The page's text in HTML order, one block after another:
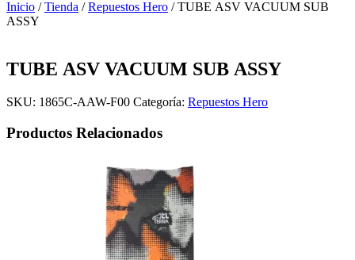
productos
Inicio /Tienda /Repuestos Hero / TUBE ASV VACUUM SUB
ASSY
TUBE ASV VACUUM SUB ASSY
SKU: 1865C-AAW-F00 Categoría: Repuestos Hero
Productos Relacionados